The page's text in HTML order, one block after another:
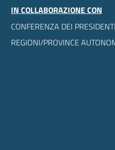
IN COLLABORAZIONE CON
CONFERENZA DEI
REGIONI/PROVINCE